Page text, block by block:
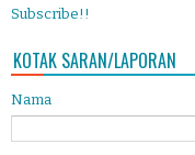
Subscribe!!
KOTAK SARAN/LAPORAN
Nama